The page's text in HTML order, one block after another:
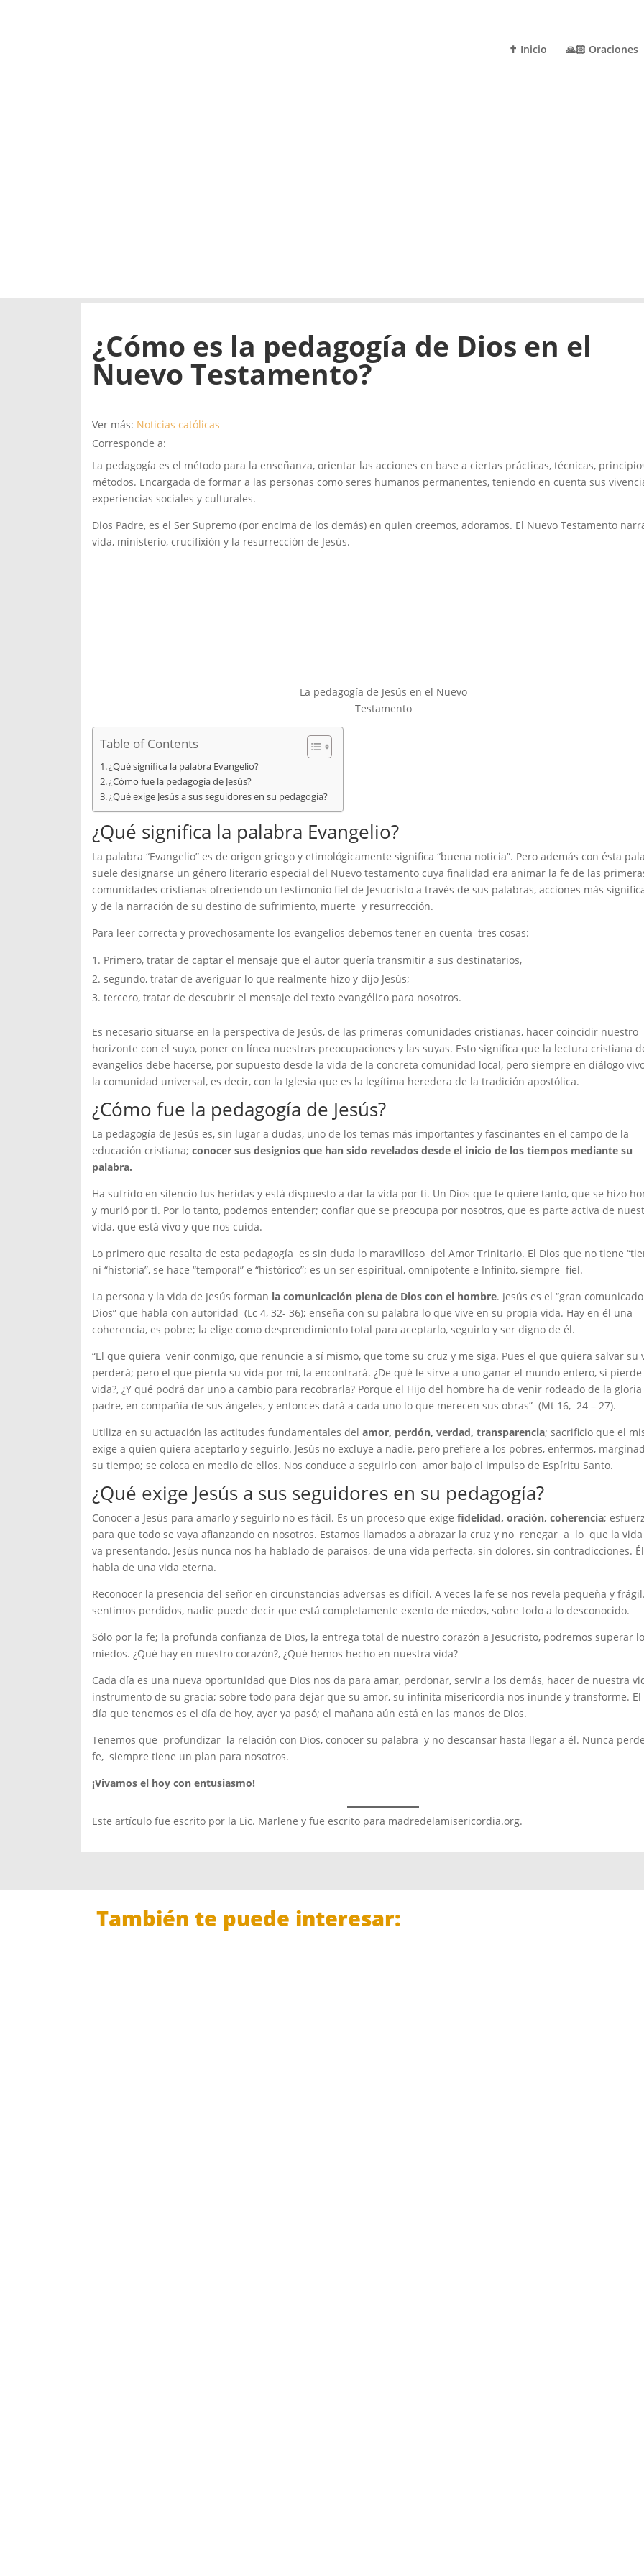
✝️ Inicio 🙏🏻 Oraciones
¿Cómo es la pedagogía de Dios en el
Nuevo Testamento?
Ver más: Noticias católicas
Corresponde a:
La pedagogía es el método para la enseñanza, orientar las acciones en base a ciertas prácticas, técnicas,
métodos. Encargada de formar a las personas como seres humanos permanentes, teniendo en cuenta sus
experiencias sociales y culturales.
Dios Padre, es el Ser Supremo (por encima de los demás) en quien creemos, adoramos. El Nuevo Testamento
vida, ministerio, crucifixión y la resurrección de Jesús.
La pedagogía de Jesús en el Nuevo
Testamento
Table of Contents
¿Qué significa la palabra Evangelio?
¿Cómo fue la pedagogía de Jesús?
¿Qué exige Jesús a sus seguidores en su pedagogía?
¿Qué significa la palabra Evangelio?
La palabra “Evangelio” es de origen griego y etimológicamente significa “buena noticia”. Pero además con ésta
suele designarse un género literario especial del Nuevo testamento cuya finalidad era animar la fe de las
comunidades cristianas ofreciendo un testimonio fiel de Jesucristo a través de sus palabras, acciones más
y de la narración de su destino de sufrimiento, muerte y resurrección.
Para leer correcta y provechosamente los evangelios debemos tener en cuenta tres cosas:
Primero, tratar de captar el mensaje que el autor quería transmitir a sus destinatarios,
segundo, tratar de averiguar lo que realmente hizo y dijo Jesús;
tercero, tratar de descubrir el mensaje del texto evangélico para nosotros.
Es necesario situarse en la perspectiva de Jesús, de las primeras comunidades cristianas, hacer coincidir nuestro
horizonte con el suyo, poner en línea nuestras preocupaciones y las suyas. Esto significa que la lectura cristiana
evangelios debe hacerse, por supuesto desde la vida de la concreta comunidad local, pero siempre en diálogo
la comunidad universal, es decir, con la Iglesia que es la legítima heredera de la tradición apostólica.
¿Cómo fue la pedagogía de Jesús?
La pedagogía de Jesús es, sin lugar a dudas, uno de los temas más importantes y fascinantes en el campo de la
educación cristiana; conocer sus designios que han sido revelados desde el inicio de los tiempos mediante su
palabra.
Ha sufrido en silencio tus heridas y está dispuesto a dar la vida por ti. Un Dios que te quiere tanto, que se hizo
y murió por ti. Por lo tanto, podemos entender; confiar que se preocupa por nosotros, que es parte activa de
vida, que está vivo y que nos cuida.
Lo primero que resalta de esta pedagogía es sin duda lo maravilloso del Amor Trinitario. El Dios que no tiene
ni “historia”, se hace “temporal” e “histórico”; es un ser espiritual, omnipotente e Infinito, siempre fiel.
La persona y la vida de Jesús forman la comunicación plena de Dios con el hombre. Jesús es el “gran
Dios” que habla con autoridad (Lc 4, 32- 36); enseña con su palabra lo que vive en su propia vida. Hay en él una
coherencia, es pobre; la elige como desprendimiento total para aceptarlo, seguirlo y ser digno de él.
“El que quiera venir conmigo, que renuncie a sí mismo, que tome su cruz y me siga. Pues el que quiera salvar su
perderá; pero el que pierda su vida por mí, la encontrará. ¿De qué le sirve a uno ganar el mundo entero, si pierde
vida?, ¿Y qué podrá dar uno a cambio para recobrarla? Porque el Hijo del hombre ha de venir rodeado de la gloria
padre, en compañía de sus ángeles, y entonces dará a cada uno lo que merecen sus obras” (Mt 16, 24 – 27).
Utiliza en su actuación las actitudes fundamentales del amor, perdón, verdad, transparencia; sacrificio que el
exige a quien quiera aceptarlo y seguirlo. Jesús no excluye a nadie, pero prefiere a los pobres, enfermos,
su tiempo; se coloca en medio de ellos. Nos conduce a seguirlo con amor bajo el impulso de Espíritu Santo.
¿Qué exige Jesús a sus seguidores en su pedagogía?
Conocer a Jesús para amarlo y seguirlo no es fácil. Es un proceso que exige fidelidad, oración, coherencia;
para que todo se vaya afianzando en nosotros. Estamos llamados a abrazar la cruz y no renegar a lo que la vida
va presentando. Jesús nunca nos ha hablado de paraísos, de una vida perfecta, sin dolores, sin contradicciones.
habla de una vida eterna.
Reconocer la presencia del señor en circunstancias adversas es difícil. A veces la fe se nos revela pequeña y
sentimos perdidos, nadie puede decir que está completamente exento de miedos, sobre todo a lo desconocido.
Sólo por la fe; la profunda confianza de Dios, la entrega total de nuestro corazón a Jesucristo, podremos superar
miedos. ¿Qué hay en nuestro corazón?, ¿Qué hemos hecho en nuestra vida?
Cada día es una nueva oportunidad que Dios nos da para amar, perdonar, servir a los demás, hacer de nuestra
instrumento de su gracia; sobre todo para dejar que su amor, su infinita misericordia nos inunde y transforme. El
día que tenemos es el día de hoy, ayer ya pasó; el mañana aún está en las manos de Dios.
Tenemos que profundizar la relación con Dios, conocer su palabra y no descansar hasta llegar a él. Nunca
fe, siempre tiene un plan para nosotros.
¡Vivamos el hoy con entusiasmo!
Este artículo fue escrito por la Lic. Marlene y fue escrito para madredelamisericordia.org.
También te puede interesar: